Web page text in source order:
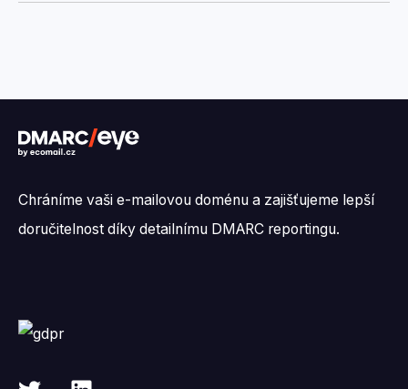
Chráníme vaši e-mailovou doménu a zajišťujeme lepší
doručitelnost díky detailnímu DMARC reportingu.